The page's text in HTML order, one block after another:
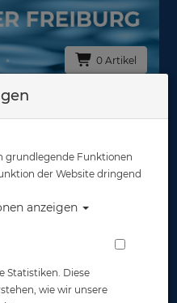
0 Artikel
grundlegende Funktionen
der Website dringend
anzeigen
Statistiken. Diese
wie wir unsere